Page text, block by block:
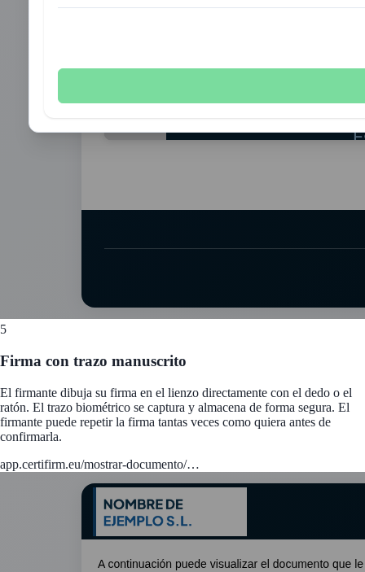
5
Firma con trazo manuscrito
El firmante dibuja su firma en el lienzo directamente con el dedo o el
ratón. El trazo biométrico se captura y almacena de forma segura. El
firmante puede repetir la firma tantas veces como quiera antes de
confirmarla.
app.certifirm.eu/mostrar-documento/…